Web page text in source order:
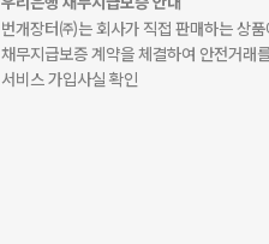
번개장터㈜는 회사가 직접 판매하는 상
채무지급보증 계약을 체결하여 안전거래
서비스 가입사실 확인